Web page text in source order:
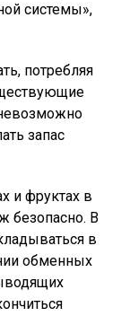
системы»,
потребляя
запас
и фруктах в
безопасно. В
в
обменных